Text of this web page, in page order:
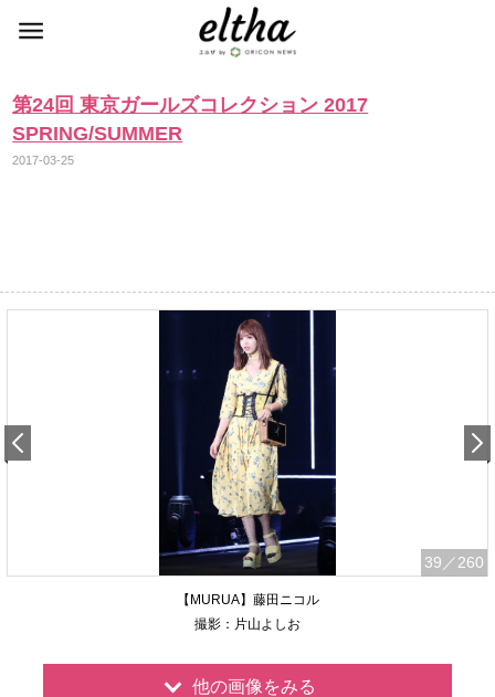
第24回 東京ガールズコレクション 2017
SPRING/SUMMER
2017-03-25
39 ／260
【MURUA】藤田ニコル
撮影：片山よしお
他の画像をみる